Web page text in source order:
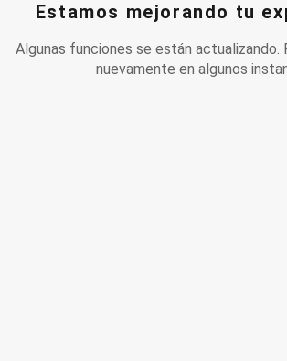
Estamos mejorando tu
Algunas funciones se están actualizando.
nuevamente en algunos